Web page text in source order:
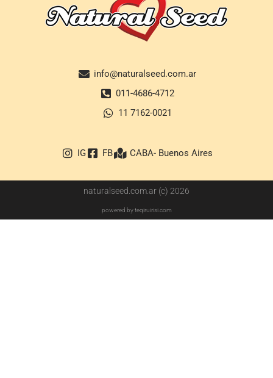
info@naturalseed.com.ar
011-4686-4712
11 7162-0021
IG FB CABA- Buenos Aires
naturalseed.com.ar (c) 2026
powered by teqiruirisi.com